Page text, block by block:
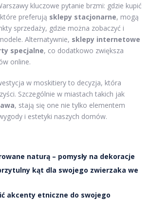
kluczowe pytanie brzmi: gdzie kupić
preferują sklepy stacjonarne, mogą
sprzedaży, gdzie można zobaczyć i
Alternatywnie, sklepy internetowe
specjalne, co dodatkowo zwiększa
online.
w moskitiery to decyzja, która
Szczególnie w miastach takich jak
, stają się one nie tylko elementem
i estetyki naszych domów.
naturą – pomysły na dekoracje
kąt dla swojego zwierzaka we
akcenty etniczne do swojego